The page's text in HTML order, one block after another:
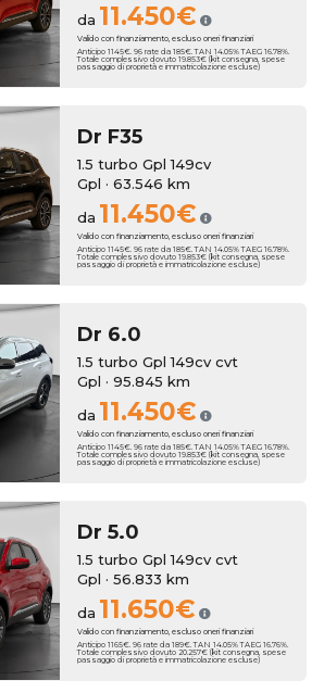
da 11.450€
Valido con finanziamento, escluso oneri finanziari
Anticipo 1145€. 96 rate da 185€. TAN 14.05% TAEG 16.78%.
Totale complessivo dovuto 19.853€ (kit consegna, spese
passaggio di proprietà e immatricolazione escluse)
Dr F35
1.5 turbo Gpl 149cv
Gpl · 63.546 km
da 11.450€
Valido con finanziamento, escluso oneri finanziari
Anticipo 1145€. 96 rate da 185€. TAN 14.05% TAEG 16.78%.
Totale complessivo dovuto 19.853€ (kit consegna, spese
passaggio di proprietà e immatricolazione escluse)
Dr 6.0
1.5 turbo Gpl 149cv cvt
Gpl · 95.845 km
da 11.450€
Valido con finanziamento, escluso oneri finanziari
Anticipo 1145€. 96 rate da 185€. TAN 14.05% TAEG 16.78%.
Totale complessivo dovuto 19.853€ (kit consegna, spese
passaggio di proprietà e immatricolazione escluse)
Dr 5.0
1.5 turbo Gpl 149cv cvt
Gpl · 56.833 km
da 11.650€
Valido con finanziamento, escluso oneri finanziari
Anticipo 1165€. 96 rate da 189€. TAN 14.05% TAEG 16.76%.
Totale complessivo dovuto 20.257€ (kit consegna, spese
passaggio di proprietà e immatricolazione escluse)